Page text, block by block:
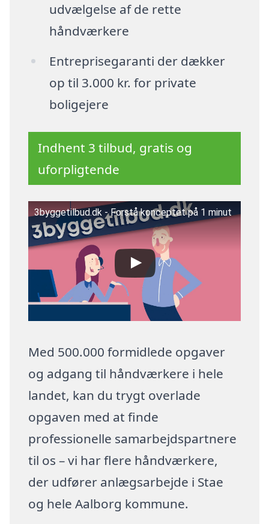
udvælgelse af de rette
håndværkere
Entreprisegaranti der dækker
op til 3.000 kr. for private
boligejere
Indhent 3 tilbud, gratis og
uforpligtende
3byggetilbud.dk - Forstå konceptet på 1 minut
Med 500.000 formidlede opgaver
og adgang til håndværkere i hele
landet, kan du trygt overlade
opgaven med at finde
professionelle samarbejdspartnere
til os – vi har flere håndværkere,
der udfører anlægsarbejde i Stae
og hele Aalborg kommune.